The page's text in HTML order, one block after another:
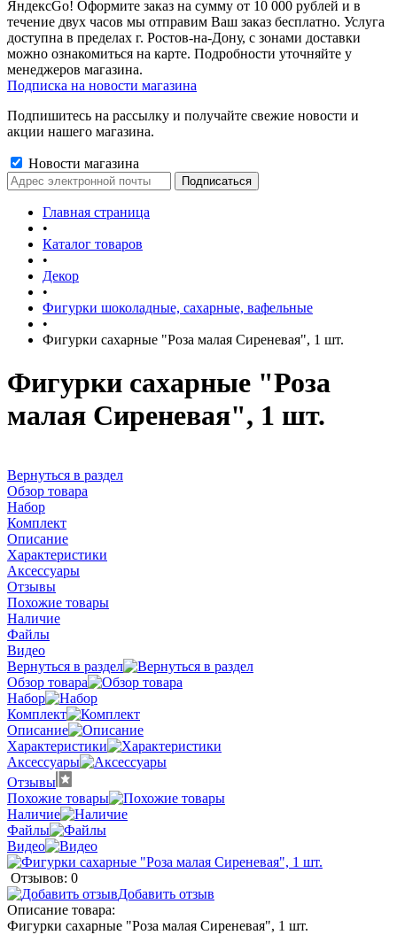
ЯндексGo! Оформите заказ на сумму от 10 000 рублей и в
течение двух часов мы отправим Ваш заказ бесплатно. Услуга
доступна в пределах г. Ростов-на-Дону, с зонами доставки
можно ознакомиться на карте. Подробности уточняйте у
менеджеров магазина.
Подписка на новости магазина
Подпишитесь на рассылку и получайте свежие новости и
акции нашего магазина.
Новости магазина
Главная страница
•
Каталог товаров
•
Декор
•
Фигурки шоколадные, сахарные, вафельные
•
Фигурки сахарные "Роза малая Сиреневая", 1 шт.
Фигурки сахарные "Роза
малая Сиреневая", 1 шт.
Вернуться в раздел
Обзор товара
Набор
Комплект
Описание
Характеристики
Аксессуары
Отзывы
Похожие товары
Наличие
Файлы
Видео
Вернуться в раздел
Обзор товара
Набор
Комплект
Описание
Характеристики
Аксессуары
Отзывы
Похожие товары
Наличие
Файлы
Видео
Отзывов: 0
Добавить отзыв
Описание товара:
Фигурки сахарные "Роза малая Сиреневая", 1 шт.